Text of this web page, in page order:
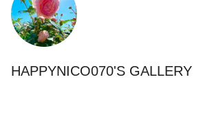
HAPPYNICO070'S GALLERY